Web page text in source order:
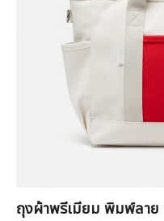
ถุงผ้าพรีเมียม พิมพ์ลาย